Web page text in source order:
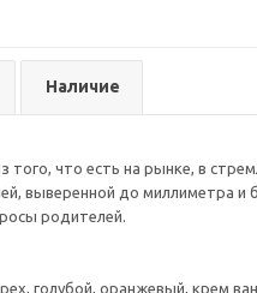
Наличие
что есть на рынке, в
выверенной до миллиметра и
родителей.
голубой, оранжевый, крем